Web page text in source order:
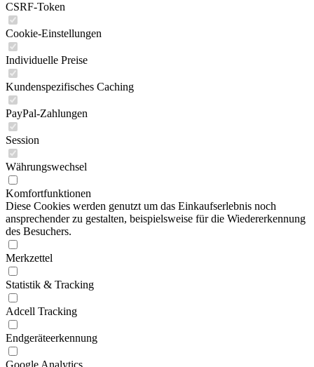
CSRF-Token
Cookie-Einstellungen
Individuelle Preise
Kundenspezifisches Caching
PayPal-Zahlungen
Session
Währungswechsel
Komfortfunktionen
Diese Cookies werden genutzt um das Einkaufserlebnis noch
ansprechender zu gestalten, beispielsweise für die Wiedererkennung
des Besuchers.
Merkzettel
Statistik & Tracking
Adcell Tracking
Endgeräteerkennung
Google Analytics